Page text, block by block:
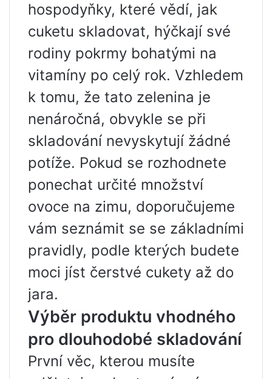
hospodyňky, které vědí, jak
cuketu skladovat, hýčkají své
rodiny pokrmy bohatými na
vitamíny po celý rok. Vzhledem
k tomu, že tato zelenina je
nenáročná, obvykle se při
skladování nevyskytují žádné
potíže. Pokud se rozhodnete
ponechat určité množství
ovoce na zimu, doporučujeme
vám seznámit se se základními
pravidly, podle kterých budete
moci jíst čerstvé cukety až do
jara.
Výběr produktu vhodného
pro dlouhodobé skladování
První věc, kterou musíte